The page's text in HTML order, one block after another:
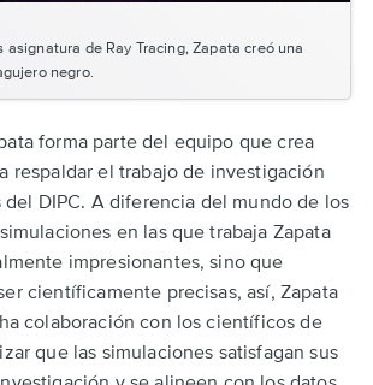
asignatura de Ray Tracing, Zapata creó una
negro.
forma parte del equipo que crea
respaldar el trabajo de investigación
DIPC. A diferencia del mundo de los
en las que trabaja Zapata
impresionantes, sino que
científicamente precisas, así, Zapata
colaboración con los científicos de
que las simulaciones satisfagan sus